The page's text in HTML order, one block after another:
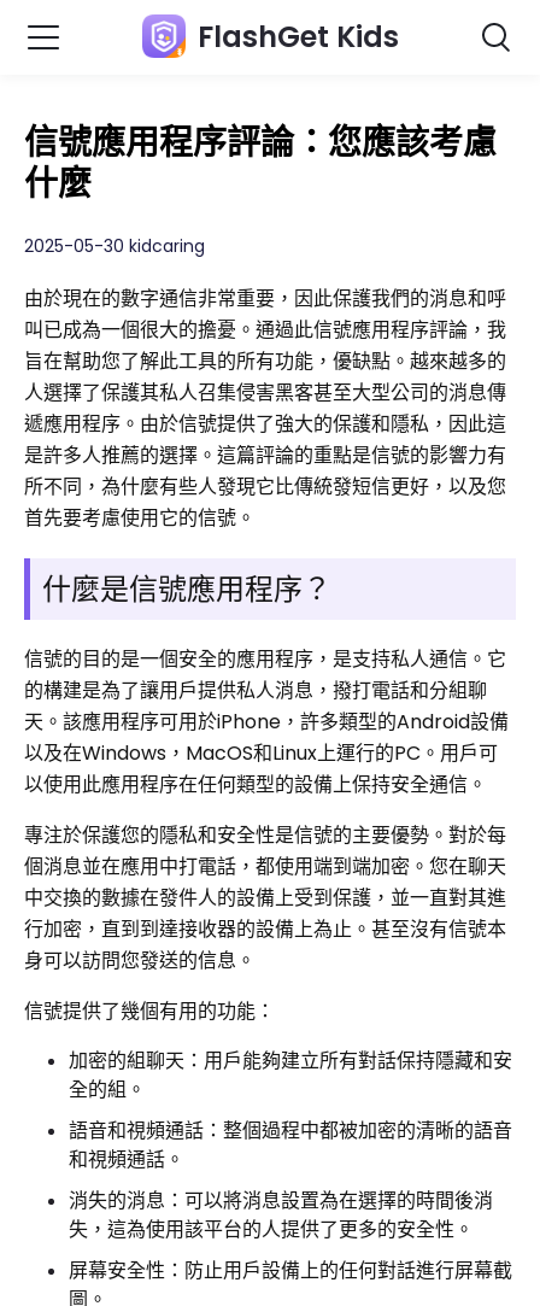
FlashGet Kids
信號應用程序評論：您應該考慮
什麼
2025-05-30 kidcaring
由於現在的數字通信非常重要，因此保護我們的消息和呼
叫已成為一個很大的擔憂。通過此信號應用程序評論，我
旨在幫助您了解此工具的所有功能，優缺點。越來越多的
人選擇了保護其私人召集侵害黑客甚至大型公司的消息傳
遞應用程序。由於信號提供了強大的保護和隱私，因此這
是許多人推薦的選擇。這篇評論的重點是信號的影響力有
所不同，為什麼有些人發現它比傳統發短信更好，以及您
首先要考慮使用它的信號。
什麼是信號應用程序？
信號的目的是一個安全的應用程序，是支持私人通信。它
的構建是為了讓用戶提供私人消息，撥打電話和分組聊
天。該應用程序可用於iPhone，許多類型的Android設備
以及在Windows，MacOS和Linux上運行的PC。用戶可
以使用此應用程序在任何類型的設備上保持安全通信。
專注於保護您的隱私和安全性是信號的主要優勢。對於每
個消息並在應用中打電話，都使用端到端加密。您在聊天
中交換的數據在發件人的設備上受到保護，並一直對其進
行加密，直到到達接收器的設備上為止。甚至沒有信號本
身可以訪問您發送的信息。
信號提供了幾個有用的功能：
加密的組聊天：用戶能夠建立所有對話保持隱藏和安
全的組。
語音和視頻通話：整個過程中都被加密的清晰的語音
和視頻通話。
消失的消息：可以將消息設置為在選擇的時間後消
失，這為使用該平台的人提供了更多的安全性。
屏幕安全性：防止用戶設備上的任何對話進行屏幕截
圖。